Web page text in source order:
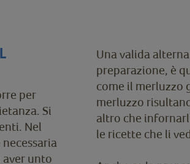
per
Si
Nel
unto
Una valida
preparazione, è
come il merluzzo
merluzzo
altro che
le ricette che li